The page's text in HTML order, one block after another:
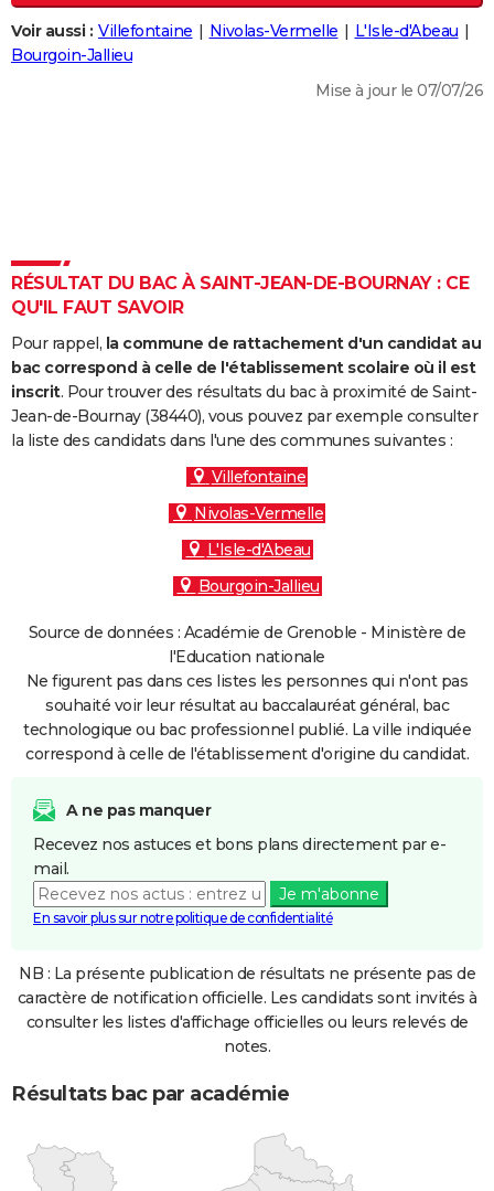
Destinations
City break
Voyage nature
Voyage de noces
Forum
Climat
+
PHOTO
COPAINS D'AVANT
S'inscrire
Se connecter
Lycées
Collèges
Primaires
Universités
Entreprises
Service militaire
Avis de recherche
AVIS DE DÉCÈS
FORUM
Bricolage
Lifestyle
Culture
Sport
Auto
Television
Voyage
Cinema
Voir aussi : Villefontaine Nivolas-Vermelle
L'Isle-d'Abeau
Bourgoin-Jallieu
Mise à jour le 07/07/26
RÉSULTAT DU BAC À SAINT-JEAN-DE-BOURNAY : CE
QU'IL FAUT SAVOIR
Pour rappel, la commune de rattachement d'un candidat au
bac correspond à celle de l'établissement scolaire où il est
inscrit. Pour trouver des résultats du bac à proximité de Saint-
Jean-de-Bournay (38440), vous pouvez par exemple consulter
la liste des candidats dans l'une des communes suivantes :
Villefontaine
Nivolas-Vermelle
L'Isle-d'Abeau
Bourgoin-Jallieu
Source de données : Académie de Grenoble - Ministère de
l'Education nationale
Ne figurent pas dans ces listes les personnes qui n'ont pas
souhaité voir leur résultat au baccalauréat général, bac
technologique ou bac professionnel publié. La ville indiquée
correspond à celle de l'établissement d'origine du candidat.
A ne pas manquer
Recevez nos astuces et bons plans directement par e-
mail.
Je m'abonne
En savoir plus sur notre politique de confidentialité
NB : La présente publication de résultats ne présente pas de
caractère de notification officielle. Les candidats sont invités à
consulter les listes d'affichage officielles ou leurs relevés de
notes.
Résultats bac par académie